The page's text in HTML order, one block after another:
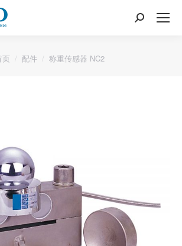
搜
的位置：
页 配件 称重传感器 NC2